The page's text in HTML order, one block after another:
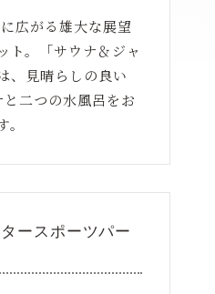
広がる雄大な展望
ト。「サウナ＆ジャ
、見晴らしの良い
二つの水風呂をお
ースポーツパー